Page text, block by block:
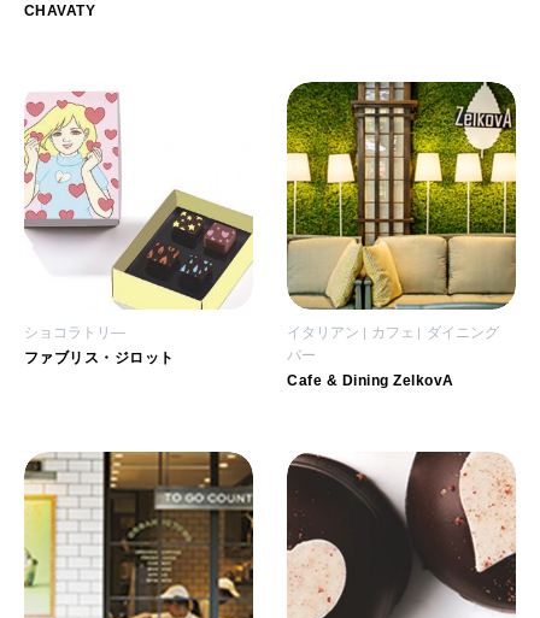
CHAVATY
ショコラトリ―
ファブリス・ジロット
イタリアン カフェ
ダイニング
バー
Cafe & Dining ZelkovA